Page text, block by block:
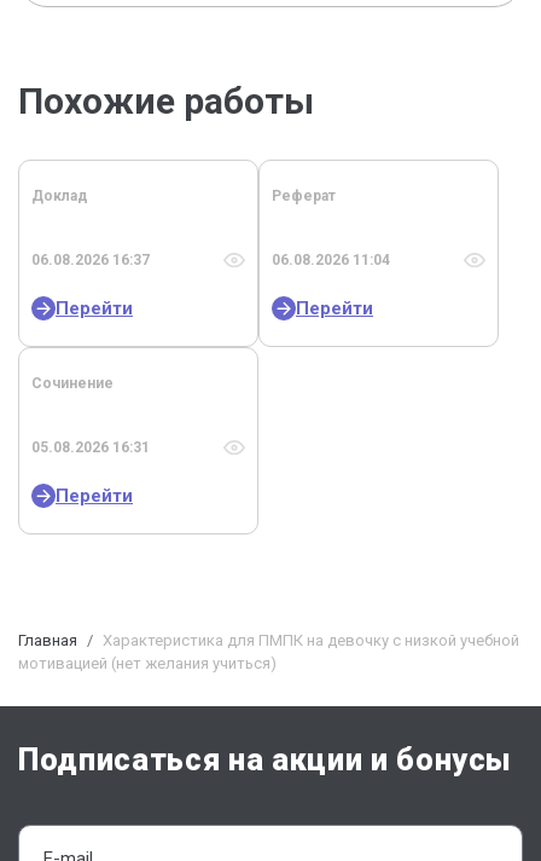
Похожие работы
Доклад
06.08.2026 16:37
Перейти
Реферат
06.08.2026 11:04
Перейти
Сочинение
05.08.2026 16:31
Перейти
Главная
Характеристика для ПМПК на девочку с низкой учебной
мотивацией (нет желания учиться)
Подписаться на акции и бонусы